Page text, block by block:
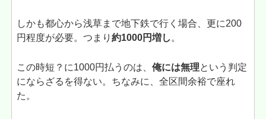
しかも都心から浅草まで地下鉄で行く場合、更に200
円程度が必要。つまり約1000円増し 。
この時短？に1000円払うのは、俺には無理という判定
にならざるを得ない。ちなみに、全区間余裕で座れ
た。